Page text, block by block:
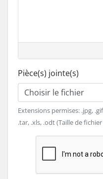
Pièce(s) jointe(s)
Choisir le fichier
Extensions permises: .jpg,
.tar, .xls, .odt (Taille de